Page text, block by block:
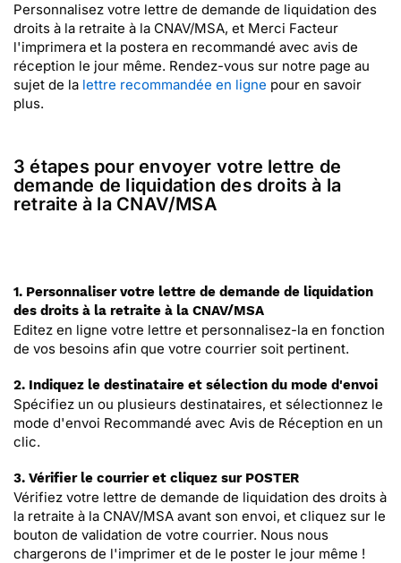
Personnalisez votre lettre de demande de liquidation des
droits à la retraite à la CNAV/MSA, et Merci Facteur
l'imprimera et la postera en recommandé avec avis de
réception le jour même. Rendez-vous sur notre page au
sujet de la lettre recommandée en ligne pour en savoir
plus.
3 étapes pour envoyer votre lettre de
demande de liquidation des droits à la
retraite à la CNAV/MSA
1. Personnaliser votre lettre de demande de liquidation
des droits à la retraite à la CNAV/MSA
Editez en ligne votre lettre et personnalisez-la en fonction
de vos besoins afin que votre courrier soit pertinent.
2. Indiquez le destinataire et sélection du mode d'envoi
Spécifiez un ou plusieurs destinataires, et sélectionnez le
mode d'envoi Recommandé avec Avis de Réception en un
clic.
3. Vérifier le courrier et cliquez sur POSTER
Vérifiez votre lettre de demande de liquidation des droits à
la retraite à la CNAV/MSA avant son envoi, et cliquez sur le
bouton de validation de votre courrier. Nous nous
chargerons de l'imprimer et de le poster le jour même !